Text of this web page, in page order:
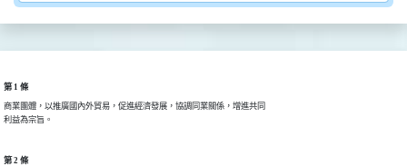
第 1 條
商業團體，以推廣國內外貿易，促進經濟發展，協調同業關係，增進共同
利益為宗旨。
第 2 條